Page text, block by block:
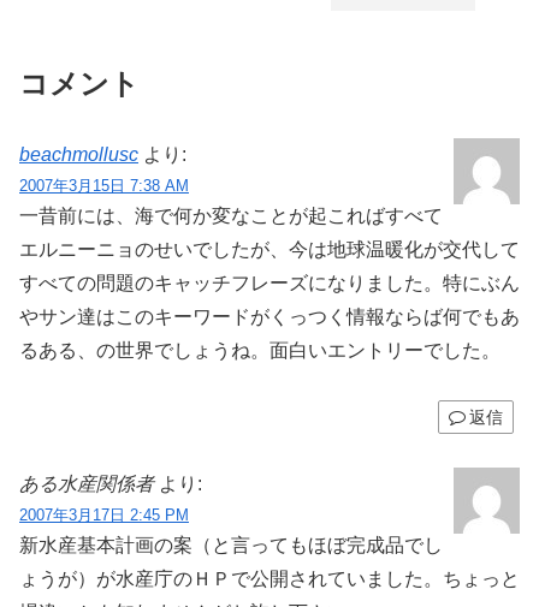
コメント
beachmollusc より:
2007年3月15日 7:38 AM
一昔前には、海で何か変なことが起こればすべて
エルニーニョのせいでしたが、今は地球温暖化が交代して
すべての問題のキャッチフレーズになりました。特にぶん
やサン達はこのキーワードがくっつく情報ならば何でもあ
るある、の世界でしょうね。面白いエントリーでした。
返信
ある水産関係者 より:
2007年3月17日 2:45 PM
新水産基本計画の案（と言ってもほぼ完成品でし
ょうが）が水産庁のＨＰで公開されていました。ちょっと